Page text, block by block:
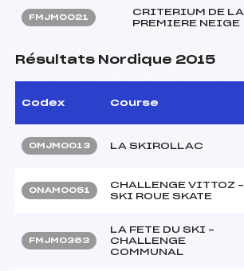
FMJM0021
CRITERIUM DE LA
PREMIERE NEIGE
Résultats Nordique 2015
Codex Course
OMJM0013 LA SKIROLLAC
ONAM0051
CHALLENGE VITTOZ –
SKI ROUE SKATE
FMJM0363
LA FETE DU SKI –
CHALLENGE
COMMUNAL